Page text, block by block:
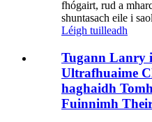
fhógairt, rud a
shuntasach eile i
Léigh tuilleadh
Tugann Lanry
Ultrafhuaime
haghaidh
Fuinnimh